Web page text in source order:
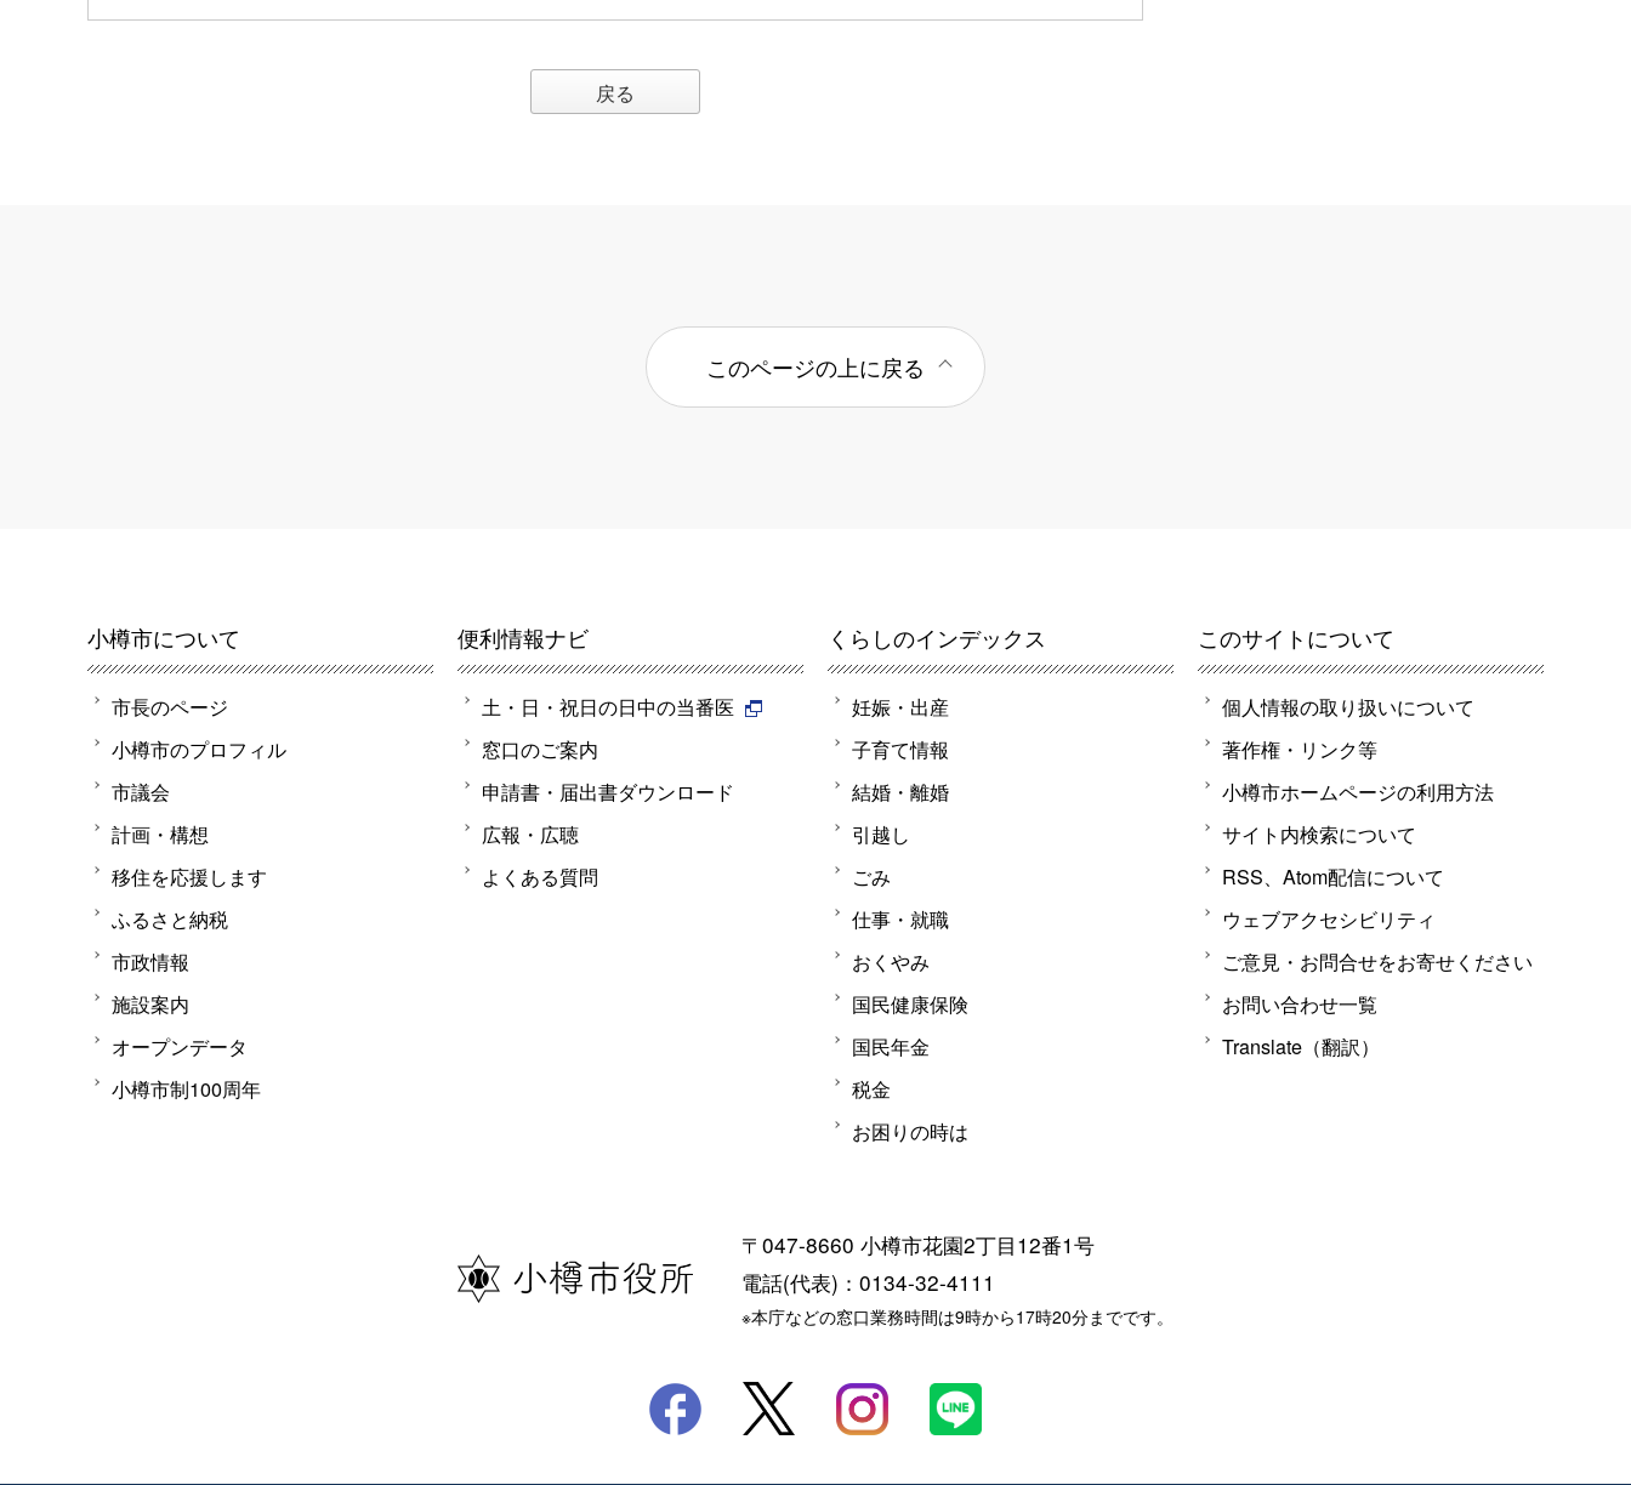
戻る
このページの上に戻る
小樽市について
市長のページ
小樽市のプロフィル
市議会
計画・構想
移住を応援します
ふるさと納税
市政情報
施設案内
オープンデータ
小樽市制100周年
便利情報ナビ
土・日・祝日の日中の当番医
窓口のご案内
申請書・届出書ダウンロード
広報・広聴
よくある質問
くらしのインデックス
妊娠・出産
子育て情報
結婚・離婚
引越し
ごみ
仕事・就職
おくやみ
国民健康保険
国民年金
税金
お困りの時は
このサイトについて
個人情報の取り扱いについて
著作権・リンク等
小樽市ホームページの利用方法
サイト内検索について
RSS、Atom配信について
ウェブアクセシビリティ
ご意見・お問合せをお寄せください
お問い合わせ一覧
Translate（翻訳）
〒047-8660 小樽市花園2丁目12番1号
電話(代表)：0134-32-4111
※本庁などの窓口業務時間は9時から17時20分までです。